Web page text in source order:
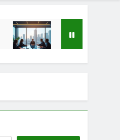
Épargne salariale : quel
1 Semaine Ago